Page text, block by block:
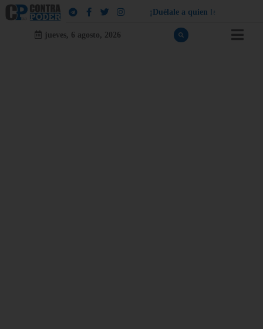
¡ Dué a e a quien e
jueves, 6 agosto, 2026